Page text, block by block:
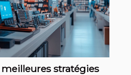
meilleures stratégies